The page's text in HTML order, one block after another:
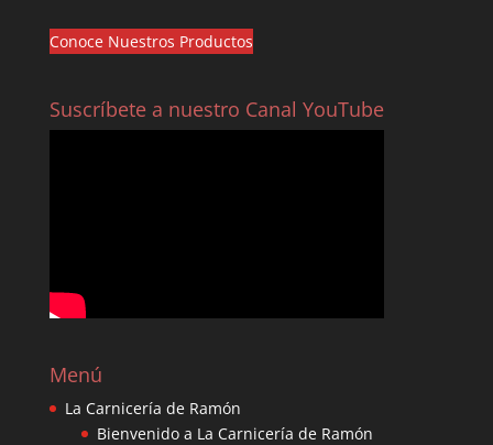
Conoce Nuestros Productos
Suscríbete a nuestro Canal YouTube
Menú
La Carnicería de Ramón
Bienvenido a La Carnicería de Ramón